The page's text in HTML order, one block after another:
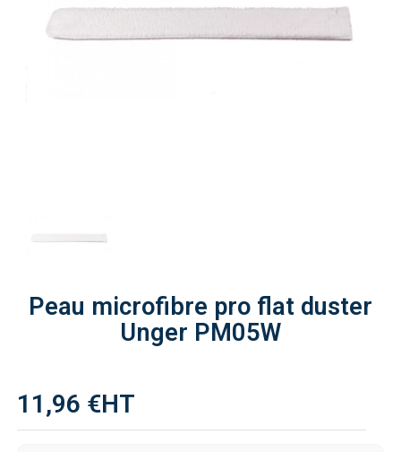
Peau microfibre pro flat duster
Unger PM05W
11,96 €HT